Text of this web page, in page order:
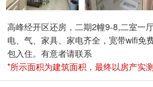
高峰经开区还房，二期2幢9-8,二室一
电、气、家具、家电齐全，宽带wifi免
包入住。有意者请联系
*所示面积为建筑面积，最终以房产实